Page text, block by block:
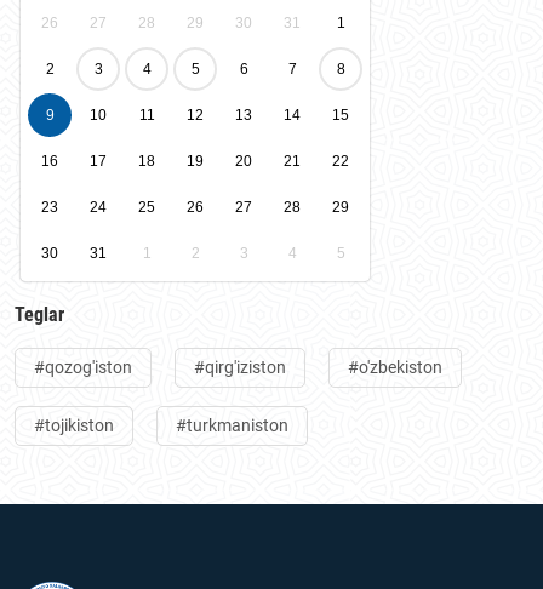
26 27 28 29 30 31 1
2 3 4 5 6 7 8
9 10 11 12 13 14 15
16 17 18 19 20 21 22
23 24 25 26 27 28 29
30 31 1 2 3 4 5
Teglar
#qozog'iston #qirg'iziston #o'zbekiston
#tojikiston #turkmaniston